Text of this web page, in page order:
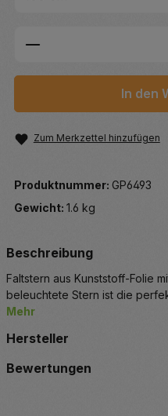
Produkt Anzahl:
In den
Zum Merkzettel hinzufügen
Produktnummer: GP6493
Gewicht: 1.6 kg
Beschreibung
Faltstern aus Kunststoff-Folie
beleuchtete Stern ist die
Mehr
Hersteller
Bewertungen